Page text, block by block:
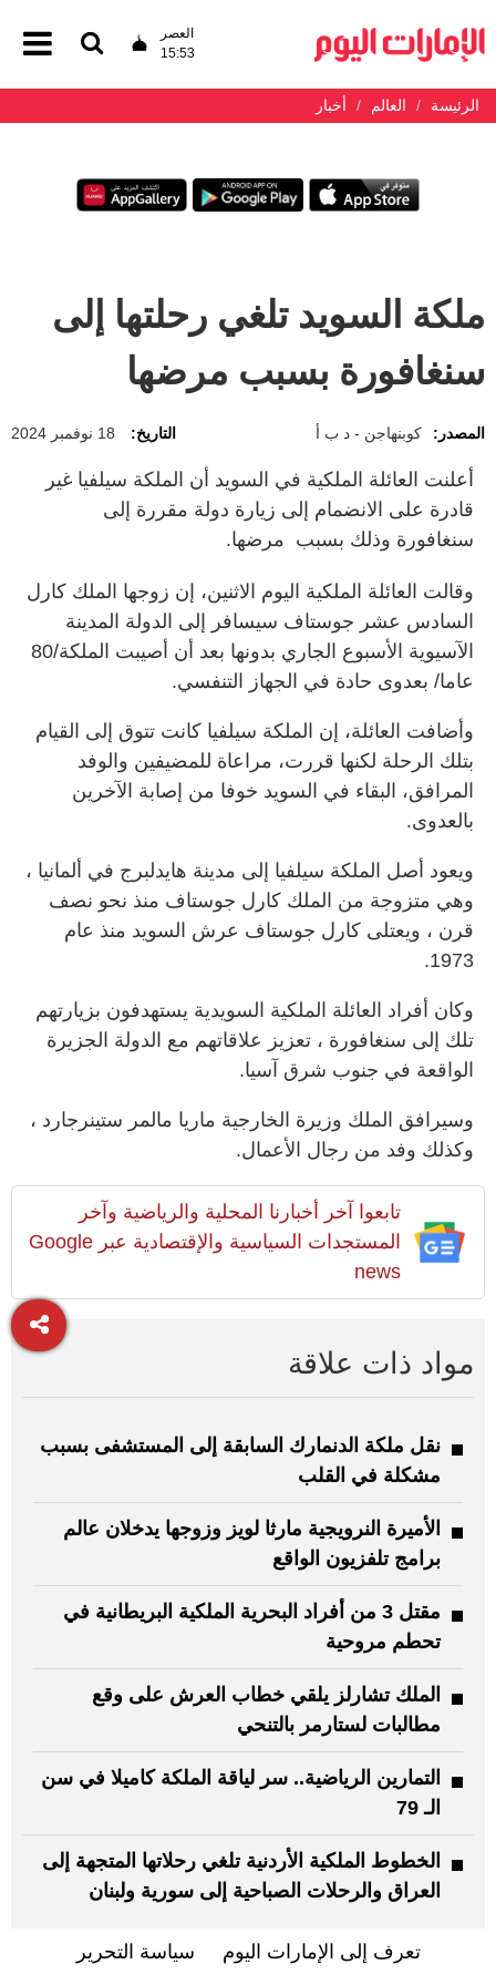
العصر
15:53
الرئيسة العالم أخبار
ملكة السويد تلغي رحلتها إلى
سنغافورة بسبب مرضها
المصدر: كوبنهاجن - د ب أ التاريخ: 18 نوفمبر 2024
أعلنت العائلة الملكية في السويد أن الملكة سيلفيا غير
قادرة على الانضمام إلى زيارة دولة مقررة إلى
سنغافورة وذلك بسبب مرضها.
وقالت العائلة الملكية اليوم الاثنين، إن زوجها الملك كارل
السادس عشر جوستاف سيسافر إلى الدولة المدينة
الآسيوية الأسبوع الجاري بدونها بعد أن أصيبت الملكة/80
عاما/ بعدوى حادة في الجهاز التنفسي.
وأضافت العائلة، إن الملكة سيلفيا كانت تتوق إلى القيام
بتلك الرحلة لكنها قررت، مراعاة للمضيفين والوفد
المرافق، البقاء في السويد خوفا من إصابة الآخرين
بالعدوى.
ويعود أصل الملكة سيلفيا إلى مدينة هايدلبرج في ألمانيا ،
وهي متزوجة من الملك كارل جوستاف منذ نحو نصف
قرن ، ويعتلى كارل جوستاف عرش السويد منذ عام
1973.
وكان أفراد العائلة الملكية السويدية يستهدفون بزيارتهم
تلك إلى سنغافورة ، تعزيز علاقاتهم مع الدولة الجزيرة
الواقعة في جنوب شرق آسيا.
وسيرافق الملك وزيرة الخارجية ماريا مالمر ستينرجارد ،
وكذلك وفد من رجال الأعمال.
تابعوا آخر أخبارنا المحلية والرياضية وآخر
المستجدات السياسية والإقتصادية عبر Google
news
مواد ذات علاقة
نقل ملكة الدنمارك السابقة إلى المستشفى بسبب
مشكلة في القلب
الأميرة النرويجية مارثا لويز وزوجها يدخلان عالم
برامج تلفزيون الواقع
مقتل 3 من أفراد البحرية الملكية البريطانية في
تحطم مروحية
الملك تشارلز يلقي خطاب العرش على وقع
مطالبات لستارمر بالتنحي
التمارين الرياضية.. سر لياقة الملكة كاميلا في سن
الـ 79
الخطوط الملكية الأردنية تلغي رحلاتها المتجهة إلى
العراق والرحلات الصباحية إلى سورية ولبنان
تعرف إلى الإمارات اليوم سياسة التحرير